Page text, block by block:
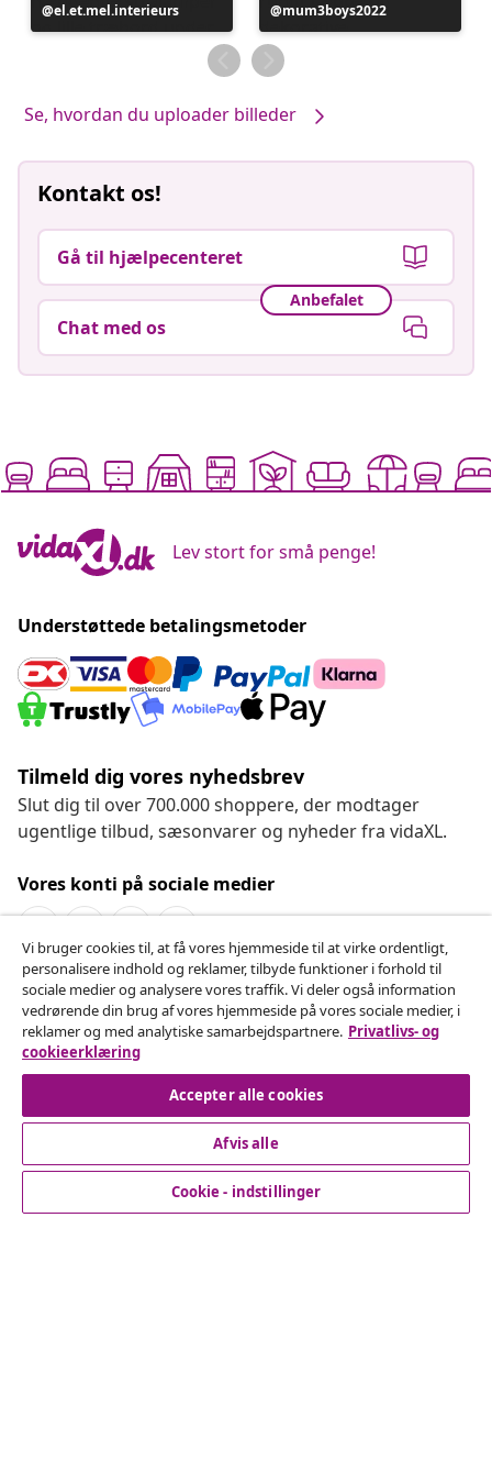
Opslag
offentliggjort
el.et.mel.interieurs
Opslag
offentliggjort
af
mum3boys2022
Se, hvordan du uploader billeder
Kontakt os!
Gå til hjælpecenteret
Anbefalet
Chat med os
Lev stort for små penge!
Understøttede betalingsmetoder
Tilmeld dig vores nyhedsbrev
Slut dig til over 700.000 shoppere, der modtager
ugentlige tilbud, sæsonvarer og nyheder fra vidaXL.
Vores konti på sociale medier
Fortryd køb
Indsend en anmodning om at fortryde din ordre.
Fortryd køb
Kundeservice
Vi bruger cookies til, at få vores hjemmeside til at virke ordentligt,
personalisere indhold og reklamer, tilbyde funktioner i forhold til
sociale medier og analysere vores traffik. Vi deler også information
vedrørende din brug af vores hjemmeside på vores sociale medier, i
reklamer og med analytiske samarbejdspartnere. Privatlivs- og
cookieerklæring
Accepter alle cookies
Afvis alle
Cookie - indstillinger